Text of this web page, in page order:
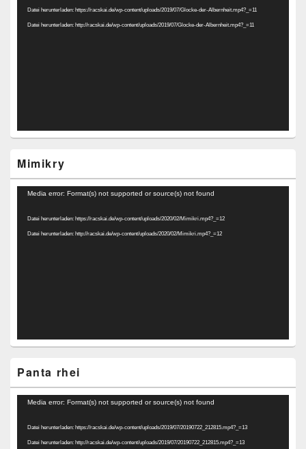
Datei herunterladen: https://racskai.de/wp-content/uploads/2019/07/Glocke-der-Albernheit.mp4?_=11
Datei herunterladen: http://racskai.de/wp-content/uploads/2019/07/Glocke-der-Albernheit.mp4?_=11
Mimikry
Video-
Media error: Format(s) not supported or source(s) not found
Datei herunterladen: https://racskai.de/wp-content/uploads/2020/02/Mimikri.mp4?_=12
Datei herunterladen: http://racskai.de/wp-content/uploads/2020/02/Mimikri.mp4?_=12
Panta rhei
Video-
Media error: Format(s) not supported or source(s) not found
Datei herunterladen: https://racskai.de/wp-content/uploads/2019/07/20190722_212815.mp4?_=13
Datei herunterladen: http://racskai.de/wp-content/uploads/2019/07/20190722_212815.mp4?_=13